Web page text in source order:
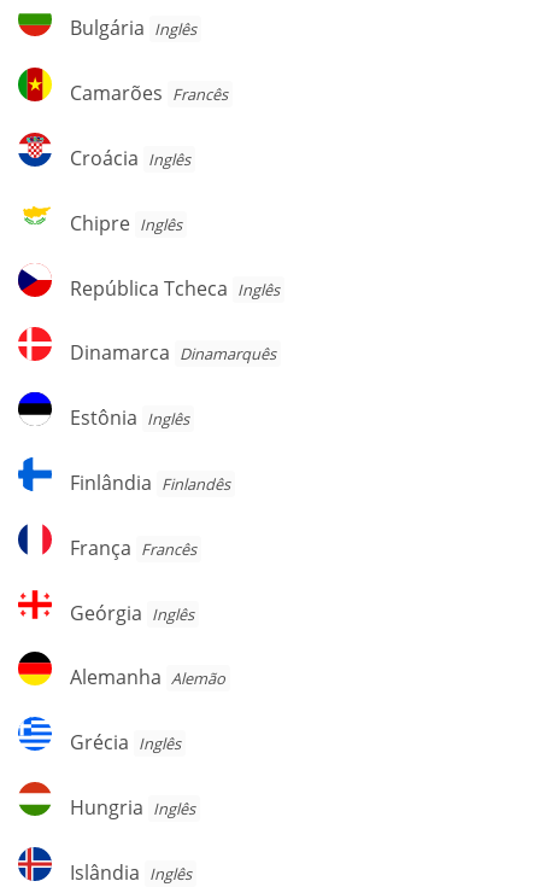
Bulgária
Bulgária Inglês
Camarões
Camarões Francês
Croácia
Croácia Inglês
Chipre
Chipre Inglês
República
Tcheca
República Tcheca Inglês
Dinamarca
Dinamarca Dinamarquês
Estônia
Estônia Inglês
Finlândia
Finlândia Finlandês
França
França Francês
Geórgia
Geórgia Inglês
Alemanha
Alemanha Alemão
Grécia
Grécia Inglês
Hungria
Hungria Inglês
Islândia
Islândia Inglês